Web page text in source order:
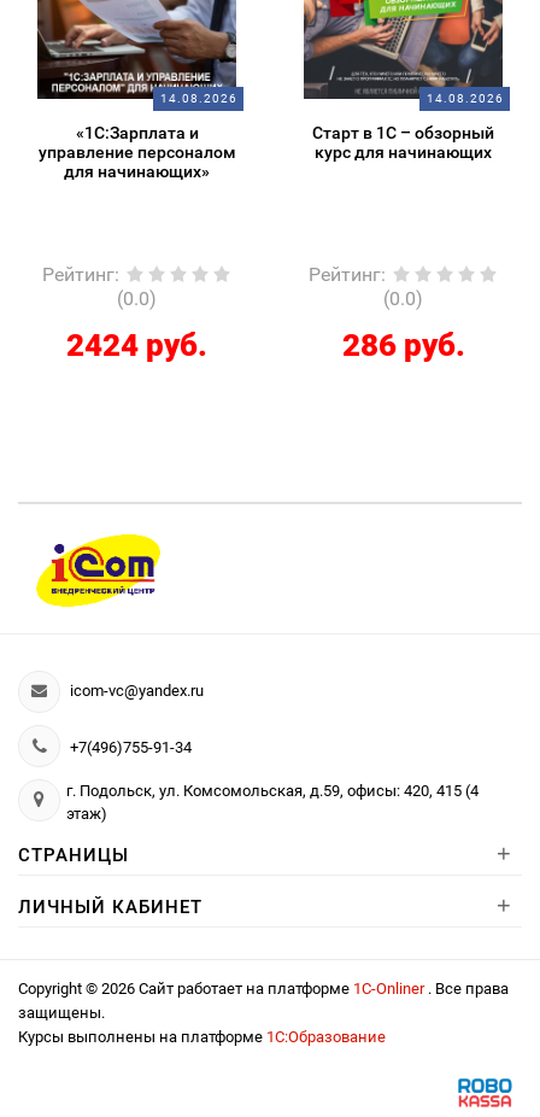
14.08.2026
«1С:Зарплата и
управление персоналом
для начинающих»
Рейтинг:
(0.0)
2424 руб.
14.08.2026
Старт в 1С – обзорный
курс для начинающих
Рейтинг:
(0.0)
286 руб.
icom-vc@yandex.ru
+7(496)755-91-34
г. Подольск, ул. Комсомольская, д.59, офисы: 420, 415 (4
этаж)
СТРАНИЦЫ +
ЛИЧНЫЙ КАБИНЕТ +
Copyright © 2026 Сайт работает на платформе 1С-Onliner . Все права
защищены.
Курсы выполнены на платформе 1С:Образование